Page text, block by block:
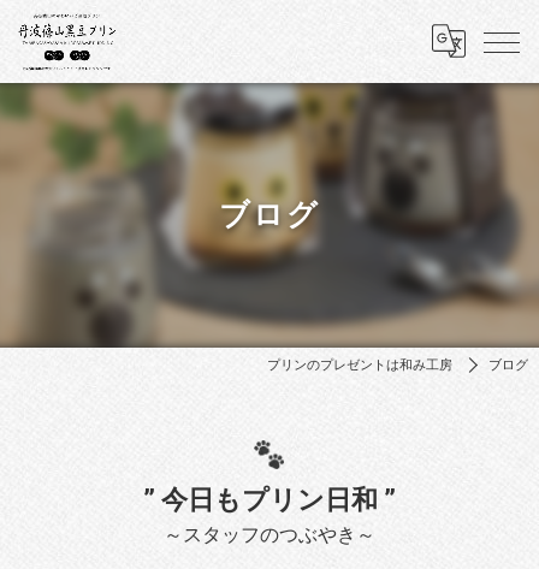
ブログ
プリンのプレゼントは和み工房 ブログ
” 今日もプリン日和 ”
～スタッフのつぶやき～